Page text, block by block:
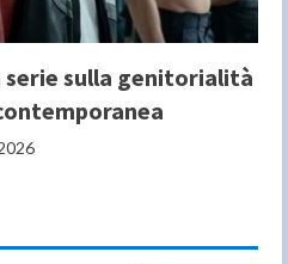
serie sulla genitorialità